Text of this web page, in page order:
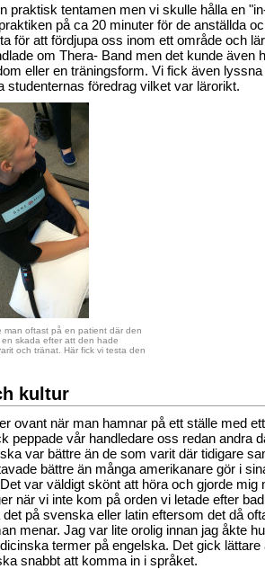
praktisk tentamen men vi skulle hålla en
på ca 20 minuter för de anställda
för att fördjupa oss inom ett område och
om Thera- Band men det kunde även
eller en träningsform. Vi fick även lyssna
studenternas föredrag vilket var lärorikt.
man oftast på en patient där den
skada efter att den hade
och tränat. Här fick vi testa den
kultur
ovant när man hamnar på ett ställe med
peppade vår handledare oss redan andra
var bättre än de som varit där tidigare
bättre än många amerikanare gör i
var väldigt skönt att höra och gjorde mig
när vi inte kom på orden vi letade efter
på svenska eller latin eftersom det då
menar. Jag var lite orolig innan jag åkte
termer på engelska. Det gick lättare
snabbt att komma in i språket.